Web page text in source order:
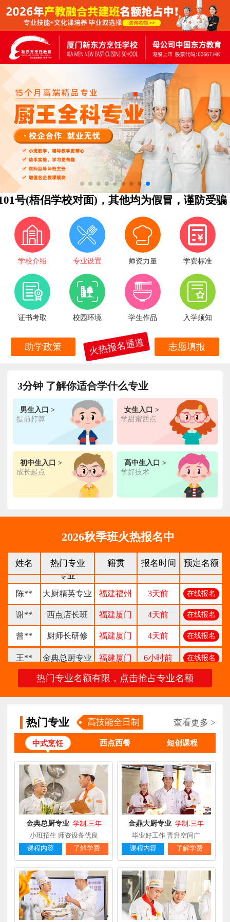
梧侣学校对面)，其他均为假冒，谨防受骗！
学校介绍 专业设置 师资力量 学费标准
证书考取 校园环境 学生作品 入学须知
助学政策 火热报名通道 志愿填报
3分钟 了解你适合学什么专业
男生入口 >
提前打算
女生入口 >
学甜蜜西点
初中生入口 >
成长起点
高中生入口 >
学好技术
2026秋季班火热报名中
姓名 热门专业 籍贯 报名时间 预定名额
金典总厨专业 在线报名
金鼎大厨专业 福建漳州 在线报名
陈** 时尚西点专业 福建泉州 3天前 在线报名
张** 金领大厨专业 福建厦门 8小时前 在线报名
钟** 经典西点专业 福建龙岩 5天前 在线报名
经典西点专业 福建厦门 1天前
赖**
时尚西餐西点
专业
福建三明 16小时前 在线报名
陈** 大厨精英专业 福建福州 3天前 在线报名
谢** 西点店长班 福建厦门 4天前 在线报名
曾** 厨师长研修 福建厦门 4天前 在线报名
王** 金典总厨专业 福建厦门 6小时前 在线报名
金鼎大厨专业 福建漳州 1天前 在线报名
陈** 时尚西点专业 福建泉州 3天前 在线报名
张** 金领大厨专业 福建厦门 在线报名
钟** 经典西点专业 福建龙岩 5天前 在线报名
柯** 经典西点专业 福建厦门 1天前 在线报名
赖**
时尚西餐西点
专业
16小时前 在线报名
陈** 大厨精英专业 福建福州 3天前 在线报名
谢** 西点店长班 4天前 在线报名
曾** 厨师长研修 福建厦门 4天前 在线报名
热门专业名额有限，点击抢占专业名额
热门专业 高技能全日制 查看更多 >
中式烹饪 西点西餐 短创课程
金典总厨专业 学制:三年
小班招生 师资设备优良
课程内容
了解学费
金鼎大厨专业 学制:三年
毕业好工作 晋升空间广
课程内容
了解学费